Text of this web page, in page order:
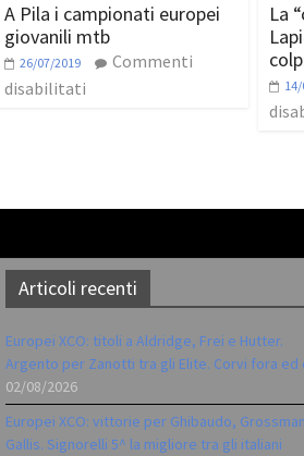
A Pila i campionati europei
giovanili mtb
26/07/2019
Commenti
disabilitati
La
Articoli recenti
Europei XCO: titoli a Aldridge, Frei e Hutter.
Argento per Zanotti tra gli Elite. Corvi fora ed
02/08/2026
Europei XCO: vittorie per Ghibaudo,
Gallis. Signorelli 5^ la migliore tra gli italiani